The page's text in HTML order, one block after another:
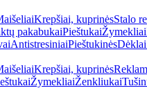
Krepšiai, kuprinėsStalo
pakabukaiPieštukaiŽymekliai
AntistresiniaiPieštukinės
Krepšiai, kuprinės
ŽymekliaiŽenkliukai